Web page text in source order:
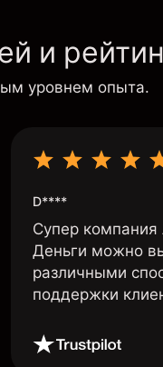
и
уровнем опыта.
D****
Супер компания
Деньги можно
различными
поддержки